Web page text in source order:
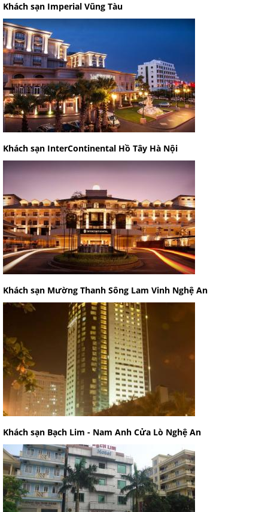
Khách sạn Imperial Vũng Tàu
Khách sạn InterContinental Hồ Tây Hà Nội
Khách sạn Mường Thanh Sông Lam Vinh Nghệ An
Khách sạn Bạch Lim - Nam Anh Cửa Lò Nghệ An